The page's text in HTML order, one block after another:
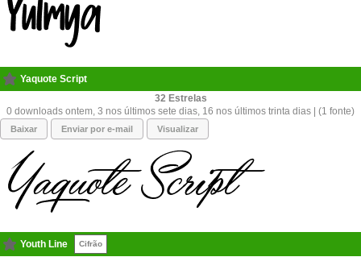
Yaquote Script
32
0 downloads ontem, 3 nos últimos sete dias, 16 nos últimos trinta dias | (1 fonte)
Baixar Enviar por e-mail Visualizar
Youth Line Cifrão